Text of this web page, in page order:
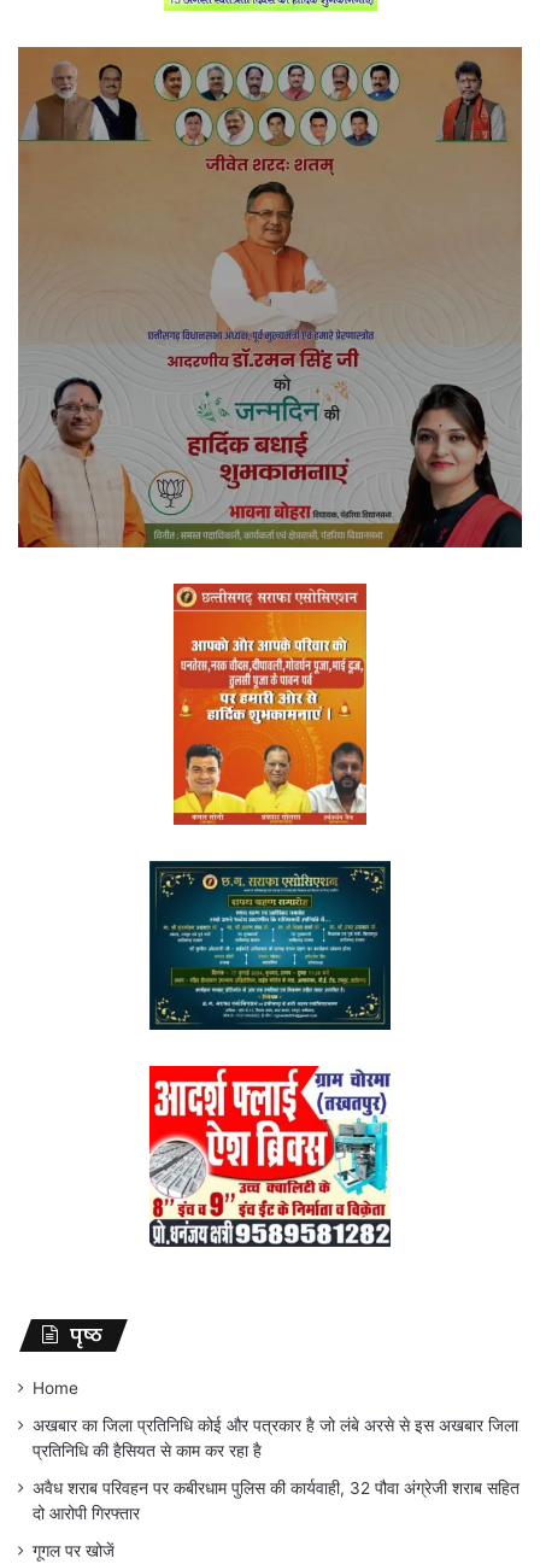
पृष्ठ
Home
अखबार का जिला प्रतिनिधि कोई और पत्रकार है जो लंबे अरसे से इस अखबार जिला
प्रतिनिधि की हैसियत से काम कर रहा है
अवैध शराब परिवहन पर कबीरधाम पुलिस की कार्यवाही, 32 पौवा अंग्रेजी शराब सहित
दो आरोपी गिरफ्तार
गूगल पर खोजें